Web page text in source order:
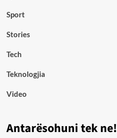
Sport
Stories
Tech
Teknologjia
Video
Antarësohuni tek ne!